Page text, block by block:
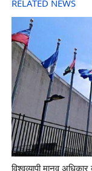
RELATED NEWS